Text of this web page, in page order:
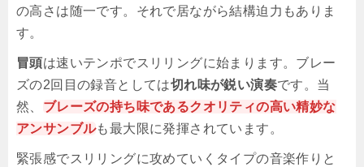
の高さは随一です。それで居ながら結構迫力もありま
す。
冒頭は速いテンポでスリリングに始まります。ブレー
ズの2回目の録音としては切れ味が鋭い演奏です。当
然、 ブレーズの持ち味であるクオリティの高い精妙な
アンサンブルも最大限に発揮されています。
緊張感でスリリングに攻めていくタイプの音楽作りと